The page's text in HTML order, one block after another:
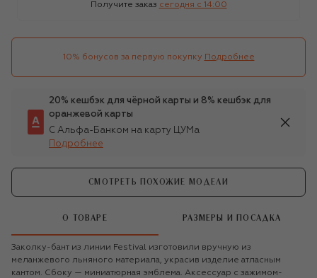
Получите заказ сегодня c 14:00
10% бонусов за первую покупку Подробнее
20% кешбэк для чёрной карты и 8% кешбэк для
оранжевой карты
С Альфа-Банком на карту ЦУМа
Подробнее
СМОТРЕТЬ ПОХОЖИЕ МОДЕЛИ
О ТОВАРЕ РАЗМЕРЫ И ПОСАДКА
Заколку-бант из линии Festival изготовили вручную из
меланжевого льняного материала, украсив изделие атласным
кантом. Сбоку — миниатюрная эмблема. Аксессуар с зажимом-